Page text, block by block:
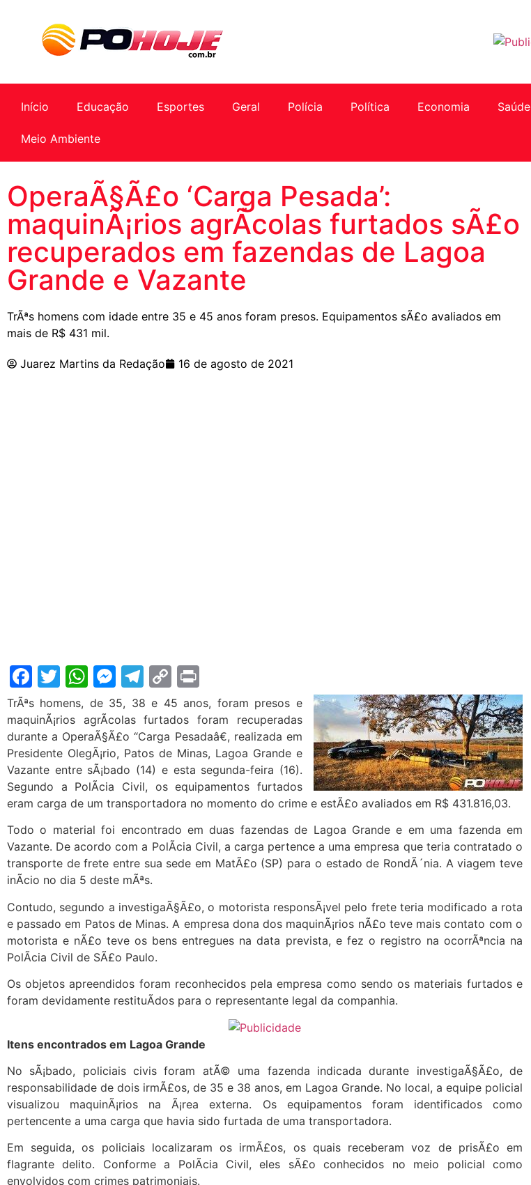
Início Educação Esportes Geral Polícia Política Economia Saúde
Meio Ambiente
OperaÃ§Ã£o ‘Carga Pesada’:
maquinÃ¡rios agrÃ­colas furtados sÃ£o
recuperados em fazendas de Lagoa
Grande e Vazante
TrÃªs homens com idade entre 35 e 45 anos foram presos. Equipamentos sÃ£o avaliados em
mais de R$ 431 mil.
Juarez Martins da Redação 16 de agosto de 2021
Facebook
Twitter
WhatsApp
Messenger
Telegram
Copy
Link
TrÃªs homens, de 35, 38 e 45 anos, foram presos e
maquinÃ¡rios agrÃ­colas furtados foram recuperadas
durante a OperaÃ§Ã£o “Carga Pesadaâ€, realizada em
Presidente OlegÃ¡rio, Patos de Minas, Lagoa Grande e
Vazante entre sÃ¡bado (14) e esta segunda-feira (16).
Segundo a PolÃ­cia Civil, os equipamentos furtados
eram carga de um transportadora no momento do crime e estÃ£o avaliados em R$ 431.816,03.
Todo o material foi encontrado em duas fazendas de Lagoa Grande e em uma fazenda em
Vazante. De acordo com a PolÃ­cia Civil, a carga pertence a uma empresa que teria contratado o
transporte de frete entre sua sede em MatÃ£o (SP) para o estado de RondÃ´nia. A viagem teve
inÃ­cio no dia 5 deste mÃªs.
Contudo, segundo a investigaÃ§Ã£o, o motorista responsÃ¡vel pelo frete teria modificado a rota
e passado em Patos de Minas. A empresa dona dos maquinÃ¡rios nÃ£o teve mais contato com o
motorista e nÃ£o teve os bens entregues na data prevista, e fez o registro na ocorrÃªncia na
PolÃ­cia Civil de SÃ£o Paulo.
Os objetos apreendidos foram reconhecidos pela empresa como sendo os materiais furtados e
foram devidamente restituÃ­dos para o representante legal da companhia.
Itens encontrados em Lagoa Grande
No sÃ¡bado, policiais civis foram atÃ© uma fazenda indicada durante investigaÃ§Ã£o, de
responsabilidade de dois irmÃ£os, de 35 e 38 anos, em Lagoa Grande. No local, a equipe policial
visualizou maquinÃ¡rios na Ã¡rea externa. Os equipamentos foram identificados como
pertencente a uma carga que havia sido furtada de uma transportadora.
Em seguida, os policiais localizaram os irmÃ£os, os quais receberam voz de prisÃ£o em
flagrante delito. Conforme a PolÃ­cia Civil, eles sÃ£o conhecidos no meio policial como
envolvidos com crimes patrimoniais.